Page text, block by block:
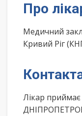
Про
Медичний
Кривий Ріг
Лікар